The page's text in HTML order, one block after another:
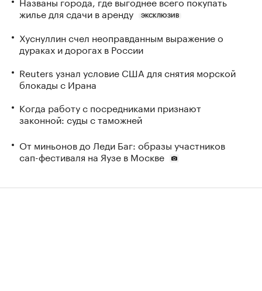
жилье для сдачи в аренду
ЭКСКЛЮЗИВ
Хуснуллин счел неоправданным выражение о
дураках и дорогах в России
Reuters узнал условие США для снятия морской
блокады с Ирана
Когда работу с посредниками признают
законной: суды с таможней
От миньонов до Леди Баг: образы участников
сап-фестиваля на Яузе в Москве